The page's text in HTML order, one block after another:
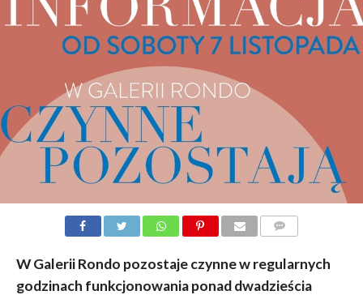
W Galerii Rondo pozostaje czynne w regularnych
godzinach funkcjonowania ponad dwadzieścia